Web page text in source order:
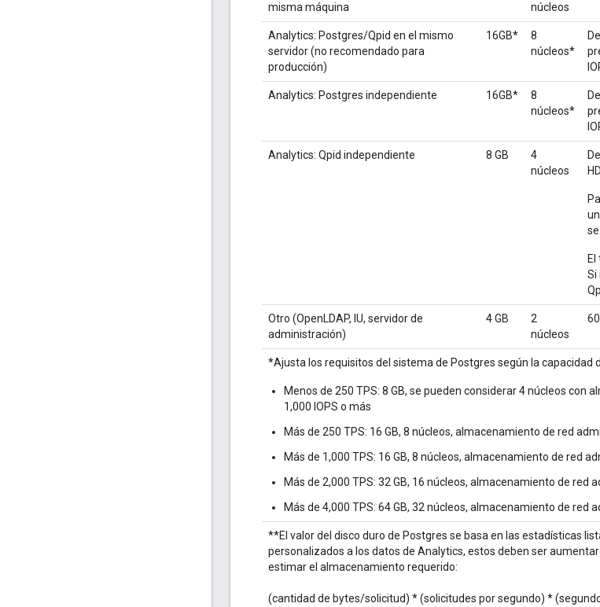
misma máquina
núcleos
Analytics: Postgres/Qpid en el mismo
servidor (no recomendado para
producción)
16GB*
8
núcleos*
Analytics: Postgres independiente 16GB*
8
núcleos*
Analytics: Qpid independiente 8 GB
4
núcleos
Si
Otro (OpenLDAP, IU, servidor de
administración)
4 GB
2
núcleos
*Ajusta los requisitos del sistema de Postgres según la capacidad
Menos de 250 TPS: 8 GB, se pueden considerar 4 núcleos
1,000 IOPS o más
Más de 250 TPS: 16 GB, 8 núcleos, almacenamiento de red
Más de 1,000 TPS: 16 GB, 8 núcleos, almacenamiento de red
Más de 2,000 TPS: 32 GB, 16 núcleos, almacenamiento de
Más de 4,000 TPS: 64 GB, 32 núcleos, almacenamiento de
**El valor del disco duro de Postgres se basa en las estadísticas
personalizados a los datos de Analytics, estos deben ser
estimar el almacenamiento requerido:
(cantidad de bytes/solicitud) * (solicitudes por segundo) *